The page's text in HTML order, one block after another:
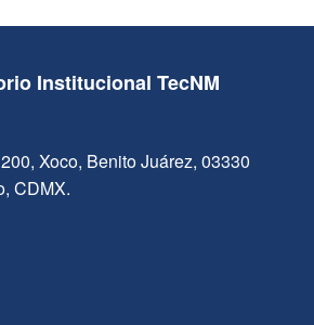
Institucional TecNM
Xoco, Benito Juárez, 03330
CDMX.